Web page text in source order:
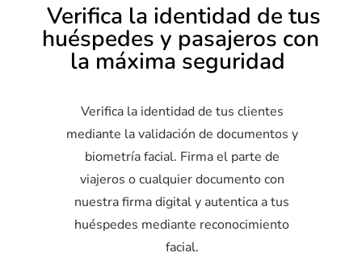
Verifica la identidad de tus
huéspedes y pasajeros con
la máxima seguridad
Verifica la identidad de tus clientes
mediante la validación de documentos y
biometría facial. Firma el parte de
viajeros o cualquier documento con
nuestra firma digital y autentica a tus
huéspedes mediante reconocimiento
facial.